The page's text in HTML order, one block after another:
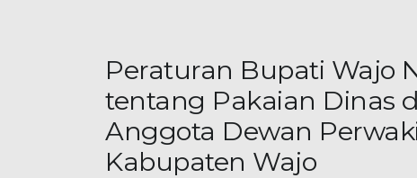
Peraturan Bupati Wajo
tentang Pakaian Dinas
Anggota Dewan
Kabupaten Wajo